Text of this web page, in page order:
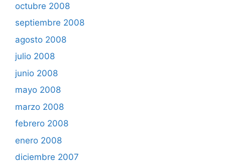
octubre 2008
septiembre 2008
agosto 2008
julio 2008
junio 2008
mayo 2008
marzo 2008
febrero 2008
enero 2008
diciembre 2007